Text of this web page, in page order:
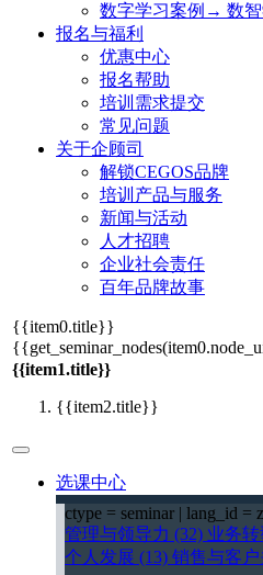
数字学习案例→ 数智
报名与福利
优惠中心
报名帮助
培训需求提交
常见问题
关于企顾司
解锁CEGOS品牌
培训产品与服务
新闻与活动
人才招聘
企业社会责任
百年品牌故事
{{item0.title}}
{{item1.title}}
{{item2.title}}
选课中心
ctype = seminar | lang_id =
管理与领导力 (32) 业务转
个人发展 (13) 销售与客户